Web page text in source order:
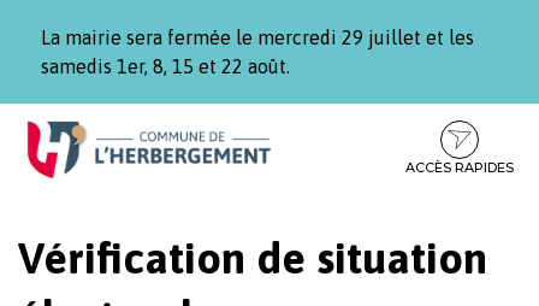
La mairie sera fermée le mercredi 29 juillet et les
samedis 1er, 8, 15 et 22 août.
Aller
Aller
contenu
Aller
pied
ACCÈS RAPIDES
Vérification de situation